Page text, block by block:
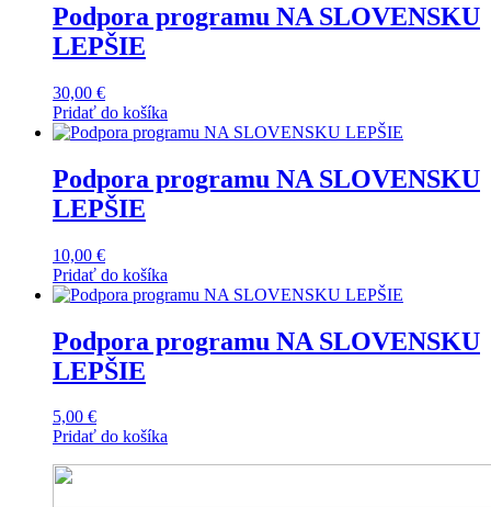
Podpora programu NA SLOVENSKU
LEPŠIE
30,00 €
Pridať do košíka
Podpora programu NA SLOVENSKU
LEPŠIE
10,00 €
Pridať do košíka
Podpora programu NA SLOVENSKU
LEPŠIE
5,00 €
Pridať do košíka